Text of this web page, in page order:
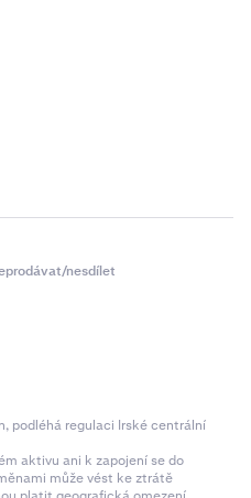
nesdílet
podléhá regulaci Irské centrální
aktivu ani k zapojení se do
může vést ke ztrátě